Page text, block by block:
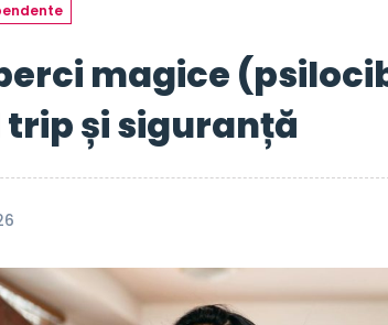
magice
trip și siguranță